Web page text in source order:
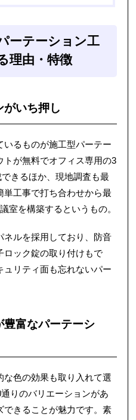
ーテーション工
理由・特徴
がいち押し
いるものが施工型パーテー
トが無料でオフィス専用の3
きるほか、現地調査も最
単工事で打ち合わせから最
室を構築するというもの。
ネルを採用しており、防音
ロック錠の取り付けもで
ュリティ面も忘れないパー
豊富なパーテーシ
な色の効果も取り入れて選
りのバリエーションがあ
できることが魅力です。素